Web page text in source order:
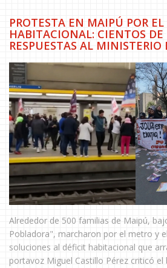
PROTESTA EN MAIPÚ POR
HABITACIONAL: CIENTOS
RESPUESTAS AL
Alrededor de 500 familias de Maipú,
Pobladora", marcharon por el metro y
soluciones al déficit habitacional que
portavoz Miguel Castillo Pérez criticó